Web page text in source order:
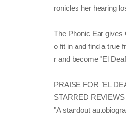
ronicles her hearing
The Phonic Ear gives
o fit in and find a true
r and become "El
PRAISE FOR "EL
STARRED REVIEWS
"A standout